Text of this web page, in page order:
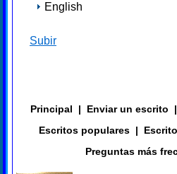
English
Subir
Principal | Enviar un escrito |
Escritos populares |
Preguntas más